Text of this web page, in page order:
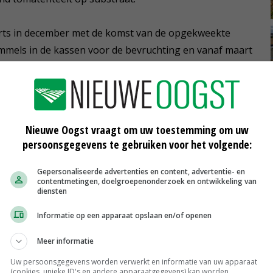
in december met de komst van de opgekweekte
in de kassen voor de bevruchting en vanaf maart
van trostomaten – worden geoogst. In
grondig schoongemaakt.
te houden', vindt de glastuinder. 'Warmte en een
rol om de schimmeldruk laag te houden.
vooral rupsen en witte vliegen te bestrijden.'
heeft het vroeg opsporen van plagen en
en dat voorkomt veel problemen. We
maar soms is het gewoon nodig.
beschikbaar blijven.'
Nieuwe Oogst vraagt om uw toestemming om uw
persoonsgegevens te gebruiken voor het volgende:
Gepersonaliseerde advertenties en content, advertentie- en
contentmetingen, doelgroepenonderzoek en ontwikkeling van
diensten
Informatie op een apparaat opslaan en/of openen
Meer informatie
Uw persoonsgegevens worden verwerkt en informatie van uw apparaat